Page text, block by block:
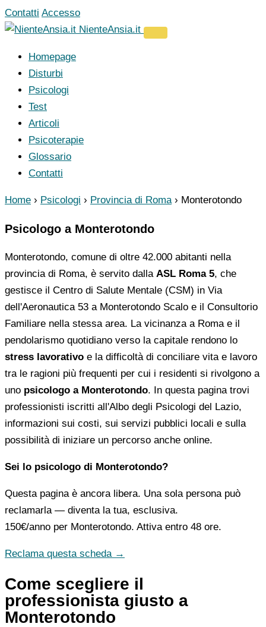
Vai
al
Contatti Accesso
NienteAnsia.it
Homepage
Disturbi
Psicologi
Test
Articoli
Psicoterapie
Glossario
Contatti
Home › Psicologi › Provincia di Roma › Monterotondo
Psicologo a Monterotondo
Monterotondo, comune di oltre 42.000 abitanti nella
provincia di Roma, è servito dalla ASL Roma 5, che
gestisce il Centro di Salute Mentale (CSM) in Via
dell'Aeronautica 53 a Monterotondo Scalo e il Consultorio
Familiare nella stessa area. La vicinanza a Roma e il
pendolarismo quotidiano verso la capitale rendono lo
stress lavorativo e la difficoltà di conciliare vita e lavoro
tra le ragioni più frequenti per cui i residenti si rivolgono a
uno psicologo a Monterotondo. In questa pagina trovi
professionisti iscritti all'Albo degli Psicologi del Lazio,
informazioni sui costi, sui servizi pubblici locali e sulla
possibilità di iniziare un percorso anche online.
Sei lo psicologo di Monterotondo?
Questa pagina è ancora libera. Una sola persona può
reclamarla — diventa la tua, esclusiva.
150€/anno per Monterotondo. Attiva entro 48 ore.
Reclama questa scheda →
Come scegliere il
professionista giusto a
Monterotondo